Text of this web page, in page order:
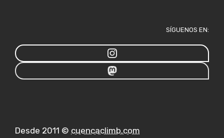
SÍGUENOS EN:
Desde 2011 © cuencaclimb.com